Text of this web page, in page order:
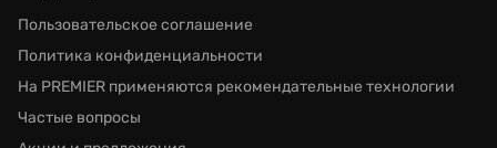
Пользовательское соглашение
Политика конфиденциальности
На PREMIER применяются рекомендательные технологии
Частые вопросы